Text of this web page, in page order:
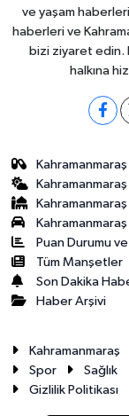
ve yaşam
haberleri ve
bizi ziyaret edin.
halkına
Puan Durumu
Tüm Manşetler
Son Dakika
Haber Arşivi
Kahramanmaraş
Spor
Sağlık
Gizlilik Politikası